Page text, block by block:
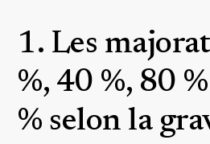
1. Les
%, 40 %, 80
% selon la